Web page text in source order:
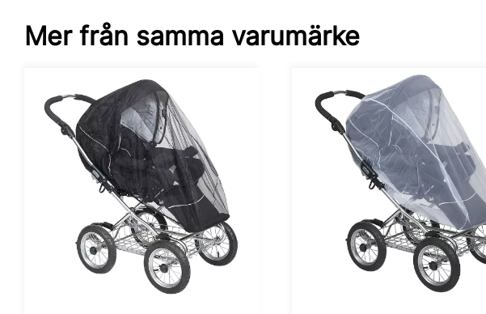
Mer från samma varumärke